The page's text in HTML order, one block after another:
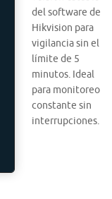
del software de
Hikvision para
vigilancia sin el
límite de 5
minutos. Ideal
para monitoreo
constante sin
interrupciones.